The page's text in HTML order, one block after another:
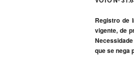
Registro de
vigente, de
que se nega